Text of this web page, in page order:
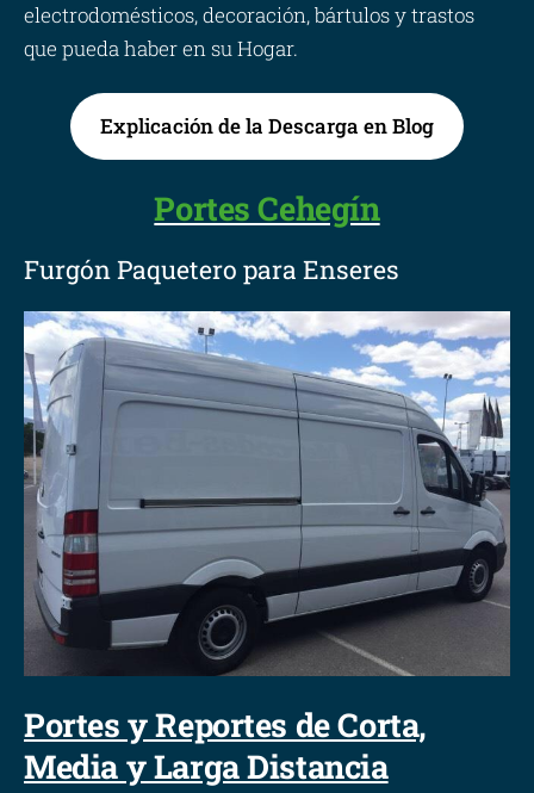
electrodomésticos, decoración, bártulos y trastos
que pueda haber en su Hogar.
Explicación de la Descarga en Blog
Portes Cehegín
Furgón Paquetero para Enseres
Portes y Reportes de Corta,
Media y Larga Distancia